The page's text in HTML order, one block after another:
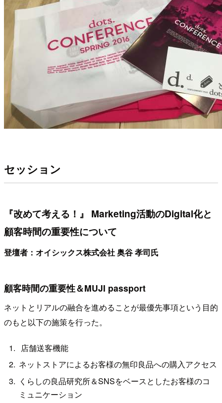
セッション
『改めて考える！』 Marketing活動のDigital化と
顧客時間の重要性について
登壇者：オイシックス株式会社 奥谷 孝司氏
顧客時間の重要性＆MUJI passport
ネットとリアルの融合を進めることが最優先事項という目的
のもと以下の施策を行った。
店舗送客機能
ネットストアによるお客様の無印良品への購入アクセス
くらしの良品研究所＆SNSをベースとしたお客様のコ
ミュニケーション